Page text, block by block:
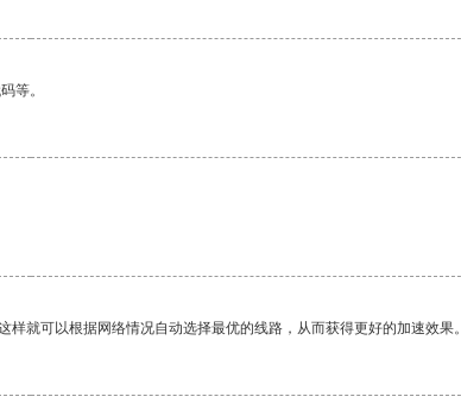
等。
就可以根据网络情况自动选择最优的线路，从而获得更好的加速效果。